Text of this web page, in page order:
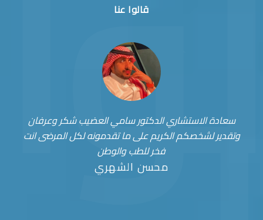
قالوا عنا
سعادة الاستشاري الدكتور سامي العضيب شكر وعرفان
وتقدير لشخصكم الكريم على ما تقدمونه لكل المرضى انت
فخر للطب والوطن
محسن الشهري